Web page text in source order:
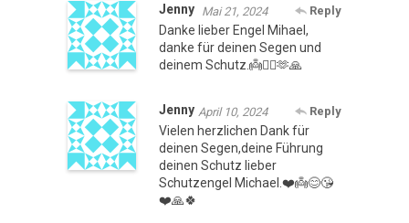
Jenny Reply
Mai 21, 2024
Danke lieber Engel Mihael,
danke für deinen Segen und
deinem Schutz.👼❤️‍🔥🫶🙏
Jenny Reply
April 10, 2024
Vielen herzlichen Dank für
deinen Segen,deine Führung
deinen Schutz lieber
Schutzengel Michael.❤️👼😊😘
❤️🙏🍀